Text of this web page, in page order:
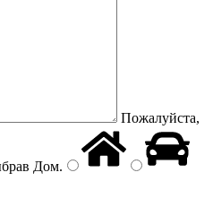
Пожалуйста,
Дом.